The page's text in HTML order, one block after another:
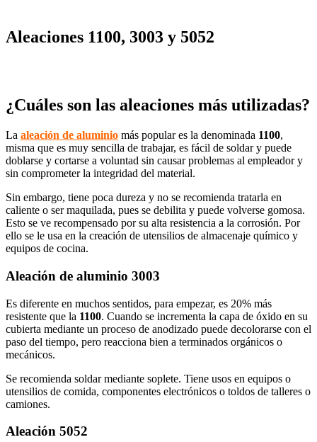
Aleaciones 1100, 3003 y 5052
¿Cuáles son las aleaciones más utilizadas?
La aleación de aluminio más popular es la denominada 1100,
misma que es muy sencilla de trabajar, es fácil de soldar y puede
doblarse y cortarse a voluntad sin causar problemas al empleador y
sin comprometer la integridad del material.
Sin embargo, tiene poca dureza y no se recomienda tratarla en
caliente o ser maquilada, pues se debilita y puede volverse gomosa.
Esto se ve recompensado por su alta resistencia a la corrosión. Por
ello se le usa en la creación de utensilios de almacenaje químico y
equipos de cocina.
Aleación de aluminio 3003
Es diferente en muchos sentidos, para empezar, es 20% más
resistente que la 1100. Cuando se incrementa la capa de óxido en su
cubierta mediante un proceso de anodizado puede decolorarse con el
paso del tiempo, pero reacciona bien a terminados orgánicos o
mecánicos.
Se recomienda soldar mediante soplete. Tiene usos en equipos o
utensilios de comida, componentes electrónicos o toldos de talleres o
camiones.
Aleación 5052